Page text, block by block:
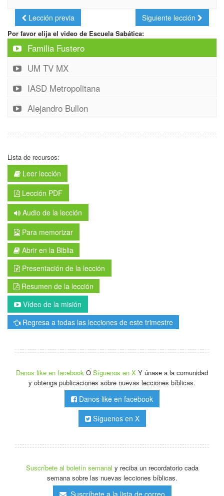
Lección previa Siguiente lección
Por favor elija el video de Escuela Sabática:
Familia Fustero
UM TV MX
IASD Metropolitana
Alejandro Bullon
Lista de recursos:
Leer lección
Lección PDF
Audio de la lección
Para memorizar
Abrir en la Biblia
Presentación de la lección
Resumen de la lección
Vídeo de la misión
Regresa a todas las lecciones de este trimestre
Danos like en facebook O Síguenos en X Y únase a la comunidad
y obtenga publicaciones sobre nuevas lecciones bíblicas.
Danos like en facebook
Síguenos en X
Suscríbete al boletín semanal y reciba un recordatorio cada
semana sobre las nuevas lecciones bíblicas.
Suscríbete a la lista de correo